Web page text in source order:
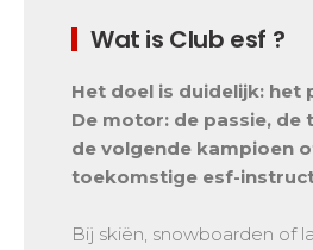
Savoie 83
Isère
Zuiden van de Alpen 33
Massif Central 4
Pyreneeën
Alle niveaus
Prestaties
Zij aa zij staan met concurrenten
Challenge des moniteurs
Les résultats par épreuves
Bank Slalom Boarder
Les résultats par épreuves
Qualification
Wat is Club esf ?
Het doel is duidelijk: het
De motor: de passie, de
de volgende kampioen
toekomstige esf-
Bij skiën, snowboarden of